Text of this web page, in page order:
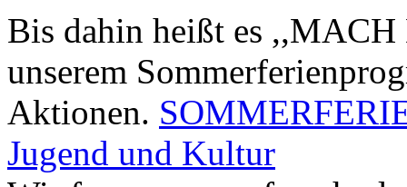
Bis dahin heißt es
unserem
Aktionen.
Jugend und Kultur